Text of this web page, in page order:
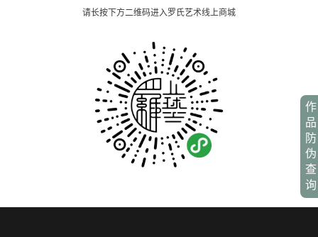
作
品
防
伪
查
询
请长按下方二维码进入罗氏艺术线上商城